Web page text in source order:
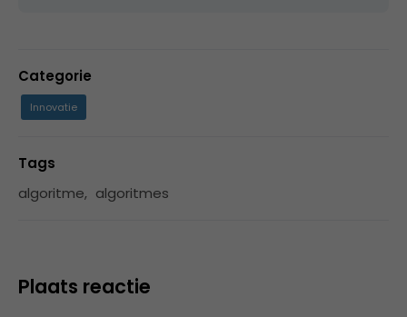
Categorie
Innovatie
Tags
algoritme, algoritmes
Plaats reactie